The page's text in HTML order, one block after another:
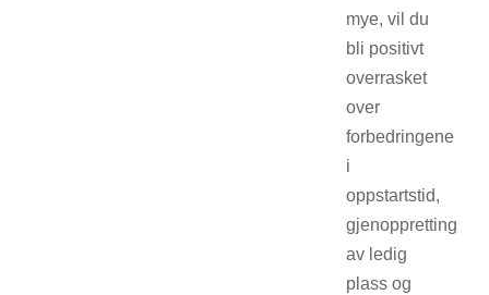
mye, vil du
bli positivt
overrasket
over
forbedringene
i
oppstartstid,
gjenoppretting
av ledig
plass og